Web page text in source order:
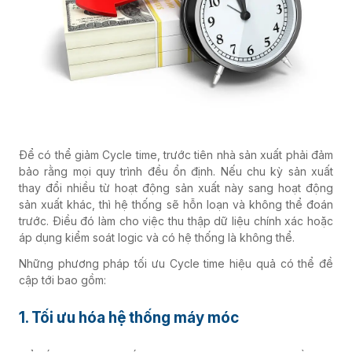
Để có thể giảm Cycle time, trước tiên nhà sản xuất phải đảm
bảo rằng mọi quy trình đều ổn định. Nếu chu kỳ sản xuất
thay đổi nhiều từ hoạt động sản xuất này sang hoạt động
sản xuất khác, thì hệ thống sẽ hỗn loạn và không thể đoán
trước. Điều đó làm cho việc thu thập dữ liệu chính xác hoặc
áp dụng kiểm soát logic và có hệ thống là không thể.
Những phương pháp tối ưu Cycle time hiệu quả có thể đề
cập tới bao gồm:
1. Tối ưu hóa hệ thống máy móc